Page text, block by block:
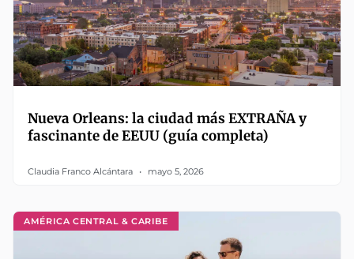
Nueva Orleans: la ciudad más EXTRAÑA y
fascinante de EEUU (guía completa)
Claudia Franco Alcántara mayo 5, 2026
AMÉRICA CENTRAL & CARIBE